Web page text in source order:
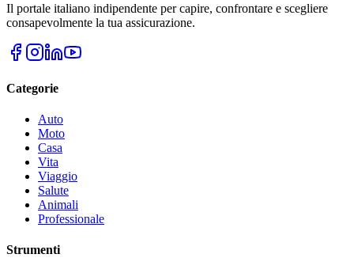
Il portale italiano indipendente per capire, confrontare e scegliere
consapevolmente la tua assicurazione.
Categorie
Auto
Moto
Casa
Vita
Viaggio
Salute
Animali
Professionale
Strumenti